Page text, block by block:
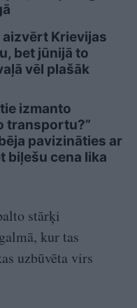
aizvērt Krievijas
bet jūnijā to
vēl plašāk
izmanto
transportu?”
pavizināties ar
biļešu cena lika
stārķi
kur tas
uzbūvēta virs